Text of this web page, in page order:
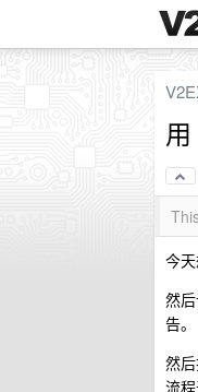
今
然
告。
然
流